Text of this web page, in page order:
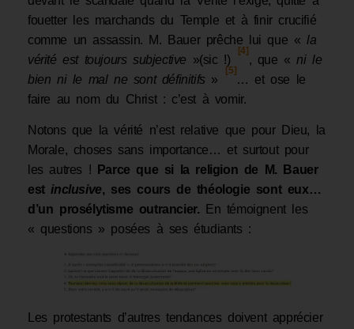
fouetter les marchands du Temple et à finir crucifié
comme un assassin. M. Bauer prêche lui que « la
vérité est toujours subjective »(sic !)
[4]
, que « ni le
bien ni le mal ne sont définitifs »
[5]
… et ose le
faire au nom du Christ : c’est à vomir.
Notons que la vérité n’est relative que pour Dieu, la
Morale, choses sans importance… et surtout pour
les autres !
Parce que si la religion de M. Bauer
est inclusive, ses cours de théologie sont eux…
d’un prosélytisme outrancier. En témoignent les
« questions » posées à ses étudiants :
Les protestants d’autres tendances doivent apprécier